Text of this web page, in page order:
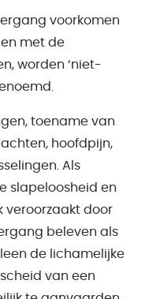
voorkomen
met de
worden ‘niet-
toename van
hoofdpijn,
Als
slapeloosheid en
veroorzaakt door
beleven als
de lichamelijke
van een